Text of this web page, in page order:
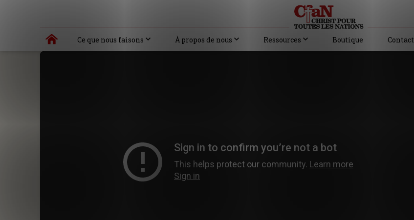
Ce que nous faisons À propos de nous Ressources Boutique Contact